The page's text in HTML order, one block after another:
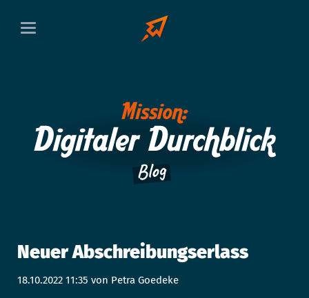
Neuer Abschreibungserlass
18.10.2022 11:35 von Petra Goedeke